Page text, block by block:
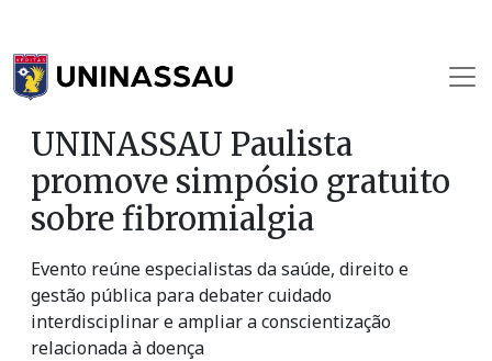
UNINASSAU Paulista
promove simpósio gratuito
sobre fibromialgia
Evento reúne especialistas da saúde, direito e
gestão pública para debater cuidado
interdisciplinar e ampliar a conscientização
relacionada à doença